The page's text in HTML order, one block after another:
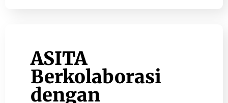
ASITA
Berkolaborasi
dengan